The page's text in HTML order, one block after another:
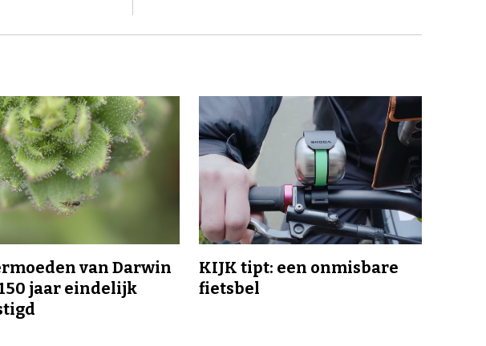
van Darwin
jaar eindelijk
KIJK tipt: een onmisbare
fietsbel